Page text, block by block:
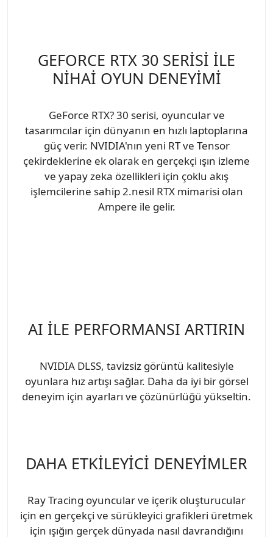
GEFORCE RTX 30 SERİSİ İLE
NİHAİ OYUN DENEYİMİ
GeForce RTX? 30 serisi, oyuncular ve
tasarımcılar için dünyanın en hızlı laptoplarına
güç verir. NVIDIA'nın yeni RT ve Tensor
çekirdeklerine ek olarak en gerçekçi ışın izleme
ve yapay zeka özellikleri için çoklu akış
işlemcilerine sahip 2.nesil RTX mimarisi olan
Ampere ile gelir.
AI İLE PERFORMANSI ARTIRIN
NVIDIA DLSS, tavizsiz görüntü kalitesiyle
oyunlara hız artışı sağlar. Daha da iyi bir görsel
deneyim için ayarları ve çözünürlüğü yükseltin.
DAHA ETKİLEYİCİ DENEYİMLER
Ray Tracing oyuncular ve içerik oluşturucular
için en gerçekçi ve sürükleyici grafikleri üretmek
için ışığın gerçek dünyada nasıl davrandığını